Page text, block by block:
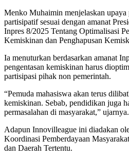
Menko Muhaimin menjelaskan upaya
partisipatif sesuai dengan amanat
Inpres 8/2025 Tentang Optimalisasi
Kemiskinan dan Penghapusan
Ia menuturkan berdasarkan amanat
pengentasan kemiskinan harus
partisipasi pihak non pemerintah.
“Pemuda mahasiswa akan terus
kemiskinan. Sebab, pendidikan juga
permasalahan di masyarakat,” ujarnya.
Adapun Innovilleague ini diadakan
Koordinasi Pemberdayaan
dan Daerah Tertentu.